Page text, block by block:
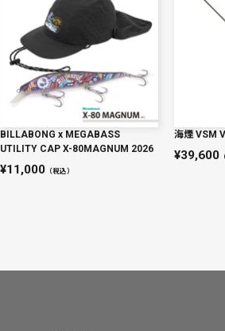
BILLABONG x MEGABASS
UTILITY CAP X-80MAGNUM 2026
11,000 （税込）
海煙 VSM
39,600